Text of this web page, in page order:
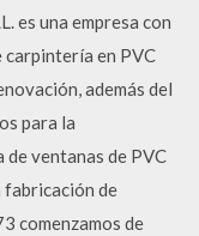
es una empresa con
carpintería en PVC
además del
para la
de ventanas de PVC
fabricación de
comenzamos de